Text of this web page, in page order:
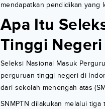
mendapatkan pendidikan yang
Apa Itu
Tinggi Negeri
Seleksi Nasional Masuk
perguruan tinggi negeri di
dari sekolah menengah atas
SNMPTN dilakukan melalui